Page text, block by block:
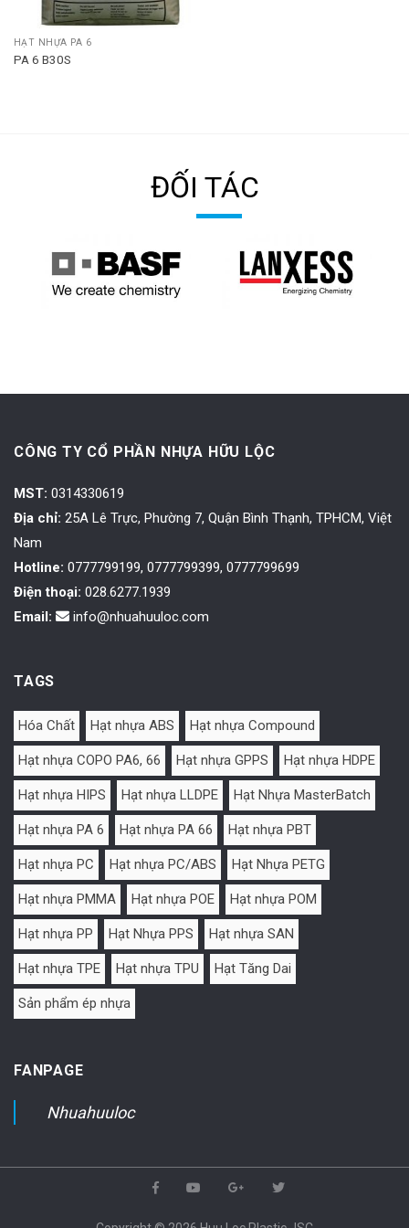
HẠT NHỰA PA 6
PA 6 B30S
ĐỐI TÁC
CÔNG TY CỔ PHẦN NHỰA HỮU LỘC
MST: 0314330619
Địa chỉ: 25A Lê Trực, Phường 7, Quận Bình Thạnh, TPHCM, Việt
Nam
Hotline: 0777799199, 0777799399, 0777799699
Điện thoại: 028.6277.1939
Email:
info@nhuahuuloc.com
TAGS
Hóa Chất Hạt nhựa ABS Hạt nhựa Compound
Hạt nhựa COPO PA6, 66 Hạt nhựa GPPS Hạt nhựa HDPE
Hạt nhựa HIPS Hạt nhựa LLDPE Hạt Nhựa MasterBatch
Hạt nhựa PA 6 Hạt nhựa PA 66 Hạt nhựa PBT
Hạt nhựa PC Hạt nhựa PC/ABS Hạt Nhựa PETG
Hạt nhựa PMMA Hạt nhựa POE Hạt nhựa POM
Hạt nhựa PP Hạt Nhựa PPS Hạt nhựa SAN
Hạt nhựa TPE Hạt nhựa TPU Hạt Tăng Dai
Sản phẩm ép nhựa
FANPAGE
Nhuahuuloc